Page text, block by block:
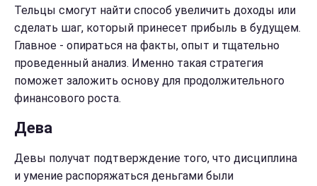
Тельцы смогут найти способ увеличить доходы или
сделать шаг, который принесет прибыль в будущем.
Главное - опираться на факты, опыт и тщательно
проведенный анализ. Именно такая стратегия
поможет заложить основу для продолжительного
финансового роста.
Дева
Девы получат подтверждение того, что дисциплина
и умение распоряжаться деньгами были